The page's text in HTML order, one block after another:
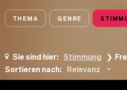
THEMA GENRE
Sie sind hier: Stimmung
Sortieren nach:
Relevanz